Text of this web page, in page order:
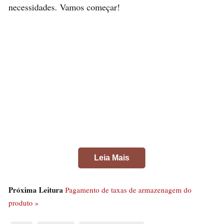
necessidades. Vamos começar!
1. Método Tradicional com
Leia Mais
Próxima Leitura Pagamento de taxas de armazenagem do
produto »